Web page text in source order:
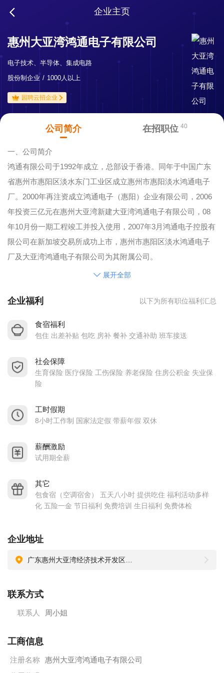
企业主页
惠州大亚湾鸿通电子有限公司
电子技术、半导体、集成电路
股份制企业
1000人以上
园聘云招企业
公司简介 在招职位 40
一、公司简介
鸿通有限公司于1992年成立，总部设于香港。同年于中国广东
省惠州市惠阳区淡水东门工业区成立惠州市惠阳淡水鸿通电子
厂。2000年再注资成立鸿通电子（惠阳）企业有限公司，2006
年投资三亿元在惠州大亚湾新建大亚湾鸿通电子有限公司，08
年10月份一期工程竣工并投入使用，2007年3月鸿通电子控股有
限公司在新加坡交易所成功上市，惠州市惠阳区淡水鸿通电子
厂及大亚湾鸿通电子有限公司为其附属公司。
鸿通之营运模式为电子设备制造服务商(Electronics
计(ODM)制造商，提供一站式设计和生产服务。集团投资大量
机、金属加工设备、印刷线路板装配设备、芯片直接贴装机械
公司主要生产家用电子线路板、打印机、电话机、GPS、汽车
电子、智能温度计、育儿智能监护器、数码家电产品、调节
出口欧美和东南亚等地区。
鸿通已取得国际认可的质量管理系统认证ISO9001（2008）
及欧洲全面实施的无毒害物质检定制度RoHS认证，
港、新加坡、马来西亚和中国本地管理团队，带领.5000多名来
自中国各地之职工运作。基于管理团队及基层员工之完善营
运，公司最近5年来持续双位数之业务增长
提供符合或超越客户要求之高质量产品及服务。公司贯彻以人
为本的原则，拥有严谨的人事及晋升制度和培训、考核体系以
公司位于惠州大亚湾西区科技区，毗临深圳龙岗、淡水和大亚
公司临近深圳东部公交基地，毗邻惠阳汽车站、排坊汽车站和
大亚湾汽车站三个客运站，距离厦深铁路惠州南站半小时车
展开全部
企业福利 以下为所有职位福利汇总
食宿福利
包住 出差补贴 包吃 房补 餐补 交通补助 班车接送
社会保障
生育保险 医疗保险 工伤保险 养老保险 住房公积金 失业保
险
工时假期
8小时工作制 国家法定假 带薪年假 双休
薪酬激励
试用期全薪
其它
包食宿（空调宿舍） 五天八小时 提供吃住 福利活动多样
化 五险一金 节日福利 免费培训 生日福利 免费体检
企业地址
联系方式
联系人 周小姐
工商信息
注册名称 惠州大亚湾鸿通电子有限公司